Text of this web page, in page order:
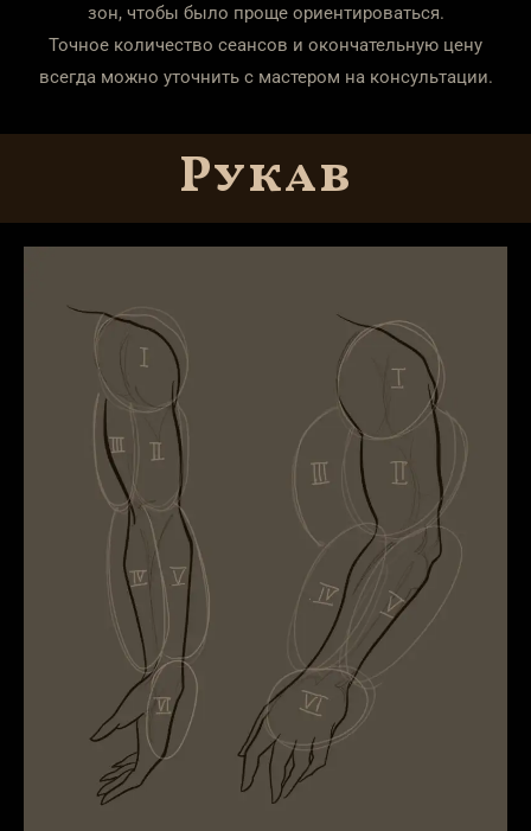
зон, чтобы было проще ориентироваться.
Точное количество сеансов и окончательную цену
всегда можно уточнить с мастером на консультации.
Рукав